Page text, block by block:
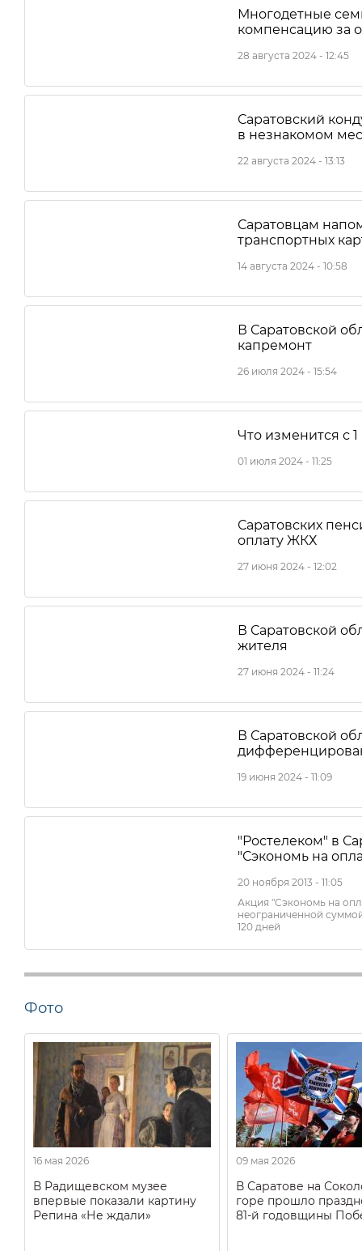
Многодетные
компенсацию за
28 августа 2024 - 12:45
Саратовский
в незнакомом
22 августа 2024 - 13:13
Саратовцам
транспортных
14 августа 2024 - 10:58
В Саратовской
капремонт
26 июля 2024 - 15:54
Что изменится с
01 июля 2024 - 11:25
Саратовских
оплату ЖКХ
27 июня 2024 - 12:02
В Саратовской
жителя
27 июня 2024 - 11:24
В Саратовской
19 июня 2024 - 11:09
"Ростелеком" в
"Сэкономь на
20 ноября 2013 - 11:05
Акция "Сэкономь на
неограниченной
120 дней
Фото
16 мая 2026
В Радищевском музее
впервые показали картину
Репина «Не ждали»
09 мая 2026
В Саратове на
горе прошло
81-й годовщины